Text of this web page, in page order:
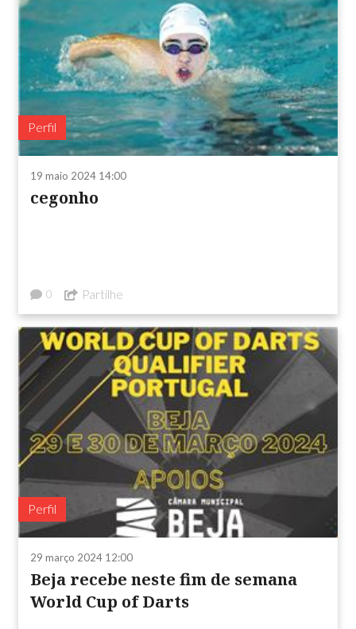
Perfil
19 maio 2024 14:00
cegonho
0 Partilhe
Perfil
29 março 2024 12:00
Beja recebe neste fim de semana
World Cup of Darts